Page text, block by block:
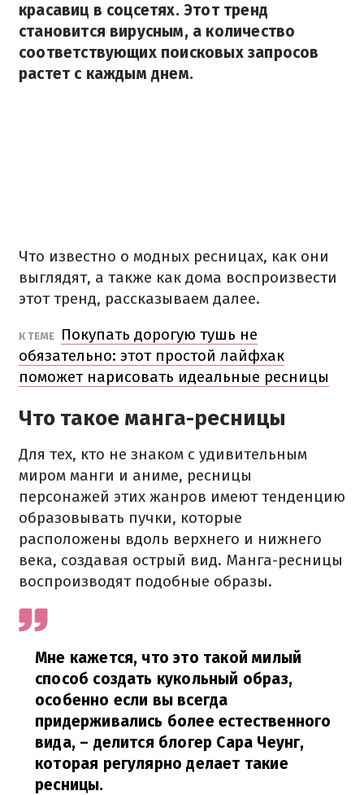
красавиц в соцсетях. Этот тренд
становится вирусным, а количество
соответствующих поисковых запросов
растет с каждым днем.
Что известно о модных ресницах, как они
выглядят, а также как дома воспроизвести
этот тренд, рассказываем далее.
К ТЕМЕ
Покупать дорогую тушь не
обязательно: этот простой лайфхак
поможет нарисовать идеальные ресницы
Что такое манга-ресницы
Для тех, кто не знаком с удивительным
миром манги и аниме, ресницы
персонажей этих жанров имеют тенденцию
образовывать пучки, которые
расположены вдоль верхнего и нижнего
века, создавая острый вид. Манга-ресницы
воспроизводят подобные образы.
Мне кажется, что это такой милый
способ создать кукольный образ,
особенно если вы всегда
придерживались более естественного
вида, – делится блогер Сара Чеунг,
которая регулярно делает такие
ресницы.